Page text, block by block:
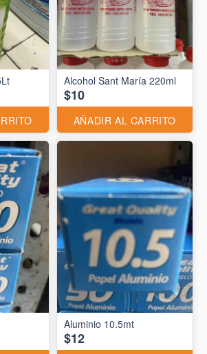
Alcohol Sant María 220ml
$10
AÑADIR AL CARRITO
Aluminio 10.5mt
$12